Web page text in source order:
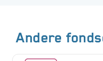
Andere